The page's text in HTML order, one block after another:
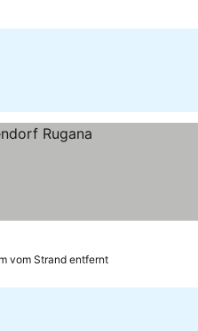
vom Strand entfernt